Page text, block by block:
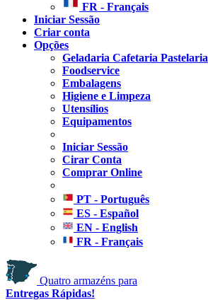
FR - Français
Iniciar Sessão
Criar conta
Opções
Geladaria Cafetaria Pastelaria
Foodservice
Embalagens
Higiene e Limpeza
Utensílios
Equipamentos
Iniciar Sessão
Cirar Conta
Comprar Online
PT - Português
ES - Español
EN - English
FR - Français
Quatro armazéns para
Entregas Rápidas!